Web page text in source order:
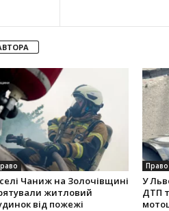
Чаниж на Золочівщині
житловий
від пожежі
Право
У
ДТП